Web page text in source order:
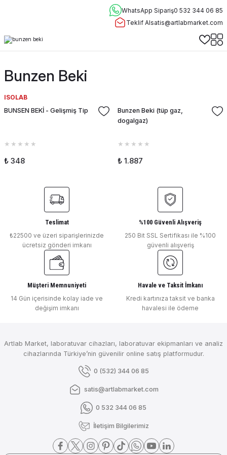
WhatsApp Sipariş0 532 344 06 85
Teklif Alsatis@artlabmarket.com
Bunzen Beki
ISOLAB
BUNSEN BEKİ - Gelişmiş Tip
₺ 348
Bunzen Beki (tüp gaz,
dogalgaz)
₺ 1.887
Teslimat
₺22500 ve üzeri siparişlerinizde
ücretsiz gönderi imkanı
%100 Güvenli Alışveriş
250 Bit SSL Sertifikası ile %100
güvenli alışveriş
Müşteri Memnuniyeti
14 Gün içerisinde kolay iade ve
değişim imkanı
Havale ve Taksit İmkanı
Kredi kartınıza taksit ve banka
havalesi ile ödeme
Artlab Market, laboratuvar cihazları, laboratuvar ekipmanları ve analiz
cihazlarında Türkiye’nin güvenilir online satış platformudur.
0 (532) 344 06 85
satis@artlabmarket.com
0 532 344 06 85
İletişim Bilgilerimiz